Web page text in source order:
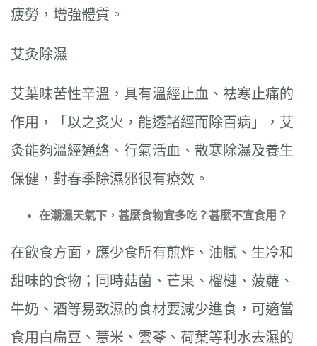
疲勞，增強體質。
艾灸除濕
艾葉味苦性辛溫，具有溫經止血、祛寒止痛的
作用，「以之炙火，能透諸經而除百病」，艾
灸能夠溫經通絡、行氣活血、散寒除濕及養生
保健，對春季除濕邪很有療效。
在潮濕天氣下，甚麼食物宜多吃？甚麼不宜食用？
在飲食方面，應少食所有煎炸、油膩、生冷和
甜味的食物；同時菇菌、芒果、榴槤、菠蘿、
牛奶、酒等易致濕的食材要減少進食，可適當
食用白扁豆、薏米、雲苓、荷葉等利水去濕的